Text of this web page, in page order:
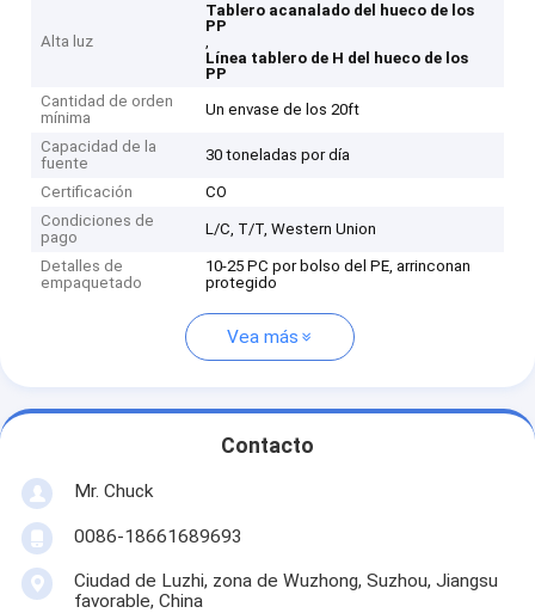
Alta luz
Tablero acanalado del hueco de los
PP
,
Línea tablero de H del hueco de los
PP
Cantidad de orden
mínima
Un envase de los 20ft
Capacidad de la
fuente
30 toneladas por día
Certificación
CO
Condiciones de
pago
L/C, T/T, Western Union
Detalles de
empaquetado
10-25 PC por bolso del PE, arrinconan
protegido
Vea más
Contacto
Mr. Chuck
0086-18661689693
Ciudad de Luzhi, zona de Wuzhong, Suzhou, Jiangsu
favorable, China